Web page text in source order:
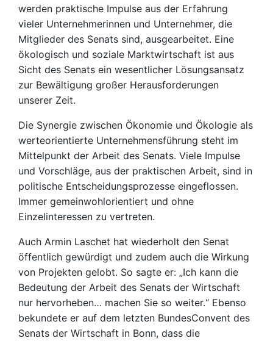
werden praktische Impulse aus der Erfahrung
vieler Unternehmerinnen und Unternehmer, die
Mitglieder des Senats sind, ausgearbeitet. Eine
ökologisch und soziale Marktwirtschaft ist aus
Sicht des Senats ein wesentlicher Lösungsansatz
zur Bewältigung großer Herausforderungen
unserer Zeit.
Die Synergie zwischen Ökonomie und Ökologie als
werteorientierte Unternehmensführung steht im
Mittelpunkt der Arbeit des Senats. Viele Impulse
und Vorschläge, aus der praktischen Arbeit, sind in
politische Entscheidungsprozesse eingeflossen.
Immer gemeinwohlorientiert und ohne
Einzelinteressen zu vertreten.
Auch Armin Laschet hat wiederholt den Senat
öffentlich gewürdigt und zudem auch die Wirkung
von Projekten gelobt. So sagte er: „Ich kann die
Bedeutung der Arbeit des Senats der Wirtschaft
nur hervorheben… machen Sie so weiter.“ Ebenso
bekundete er auf dem letzten BundesConvent des
Senats der Wirtschaft in Bonn, dass die